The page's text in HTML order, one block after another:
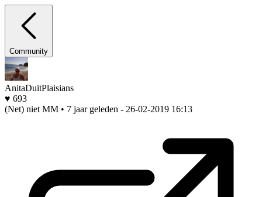
Community
AnitaDuitPlaisians
♥ 693
(Net) niet MM • 7 jaar geleden - 26-02-2019 16:13